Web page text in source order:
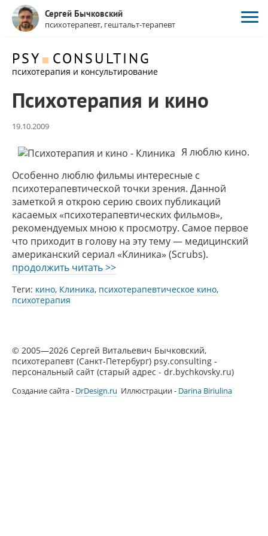
PSY CONSULTING
психотерапия и консультирование
Сергей Бычковский
психотерапевт, гештальт-терапевт
Психотерапия и кино
19.10.2009
Я люблю кино.
Особенно люблю фильмы интересные с
психотерапевтической точки зрения. Данной
заметкой я открою серию своих публикаций
касаемых «психотерапевтических фильмов»,
рекомендуемых мною к просмотру. Самое первое
что приходит в голову на эту тему — медицинский
американский сериал «Клиника» (Scrubs).
продолжить читать >>Психотерапия
кино
Теги: кино, Клиника, психотерапевтическое кино,
психотерапия
© 2005—2026 Сергей Витальевич Бычковский,
психотерапевт (Санкт-Петербург) psy.consulting -
персональный сайт (старый адрес - dr.bychkovsky.ru)
Создание сайта - DrDesign.ru Иллюстрации - Darina Biriulina